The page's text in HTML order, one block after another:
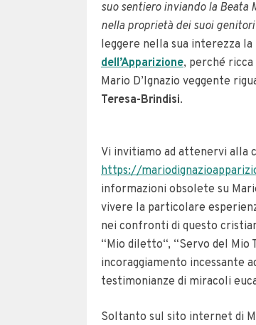
suo sentiero inviando la Beata
nella proprietà dei suoi
leggere nella sua interezza la
dell’Apparizione, perché
Mario D’Ignazio veggente
Teresa-Brindisi.
Vi invitiamo ad attenervi alla
https://
informazioni obsolete su
vivere la particolare
nei confronti di questo
“Mio diletto“, “Servo del Mio
incoraggiamento incessante
testimonianze di miracoli
Soltanto sul sito internet di